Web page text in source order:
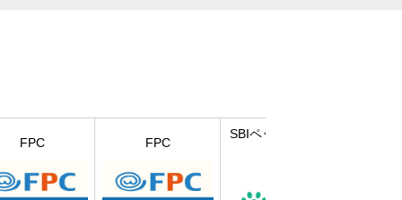
FPC FPC
SBIペット少額短期